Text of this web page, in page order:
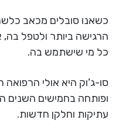
כשאנו סובלים מכאב
הרגישה ביותר ולטפל בה,
כל מי שישתמש בה.
סו-ג'וק היא אולי
ופותחה בחמישים השנים
עתיקות וחלקן חדשות.